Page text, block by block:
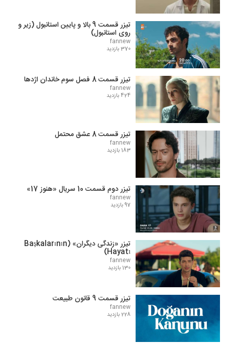
تیزر قسمت 9 بالا و پایین استانبول (زیر و
روی استانبول)
fannew
370 بازدید
تیزر قسمت 8 فصل سوم خاندان اژدها
fannew
424 بازدید
تیزر قسمت 8 عشق محتمل
fannew
183 بازدید
تیزر دوم قسمت 10 سریال «هنوز 17»
fannew
97 بازدید
تیزر «زندگی دیگران» (Başkalarının
Hayatı)
fannew
130 بازدید
تیزر قسمت 9 قانون طبیعت
fannew
228 بازدید